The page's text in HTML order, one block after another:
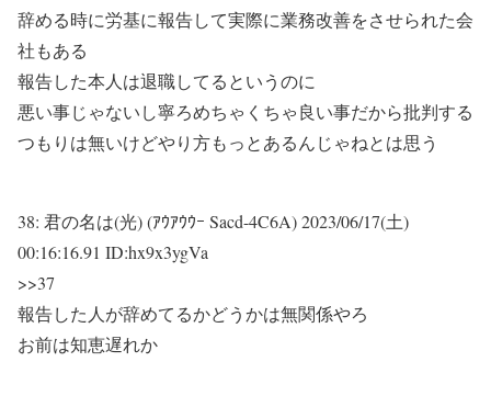
辞める時に労基に報告して実際に業務改善をさせられた会
社もある
報告した本人は退職してるというのに
悪い事じゃないし寧ろめちゃくちゃ良い事だから批判する
つもりは無いけどやり方もっとあるんじゃねとは思う
38: 君の名は(光) (ｱｳｱｳｳｰ Sacd-4C6A)2023/06/17(土)
00:16:16.91 ID:hx9x3ygVa
>>37
報告した人が辞めてるかどうかは無関係やろ
お前は知恵遅れか